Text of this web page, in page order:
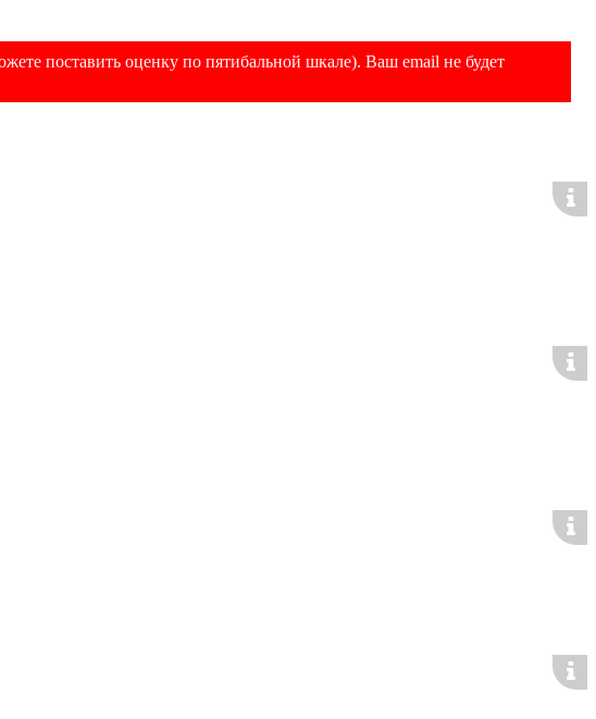
поставить оценку по пятибальной шкале). Ваш email не будет